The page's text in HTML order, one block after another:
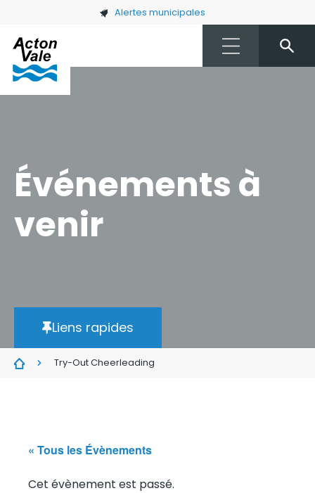
Skip to main content Alertes municipales
Événements à
venir
Liens rapides
Try-Out Cheerleading
« Tous les Évènements
Cet évènement est passé.